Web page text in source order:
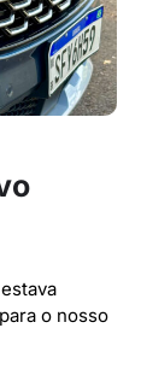
o nosso